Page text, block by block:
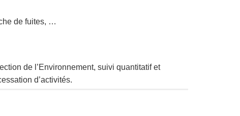
de fuites, …
de l’Environnement, suivi quantitatif et
d’activités.